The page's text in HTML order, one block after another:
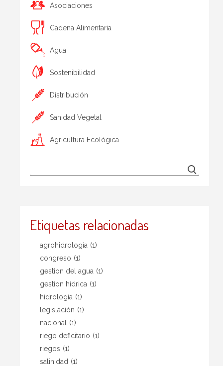
Asociaciones
Cadena Alimentaria
Agua
Sostenibilidad
Distribución
Sanidad Vegetal
Agricultura Ecológica
Etiquetas relacionadas
agrohidrología (1)
congreso (1)
gestion del agua (1)
gestion hidrica (1)
hidrologia (1)
legislación (1)
nacional
(1)
riego deficitario (1)
riegos (1)
salinidad (1)